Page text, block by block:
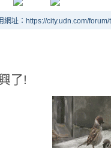
網址：https://city.udn.com/
了!